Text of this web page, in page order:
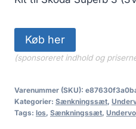
Køb her
(sponsoreret indhold og
Varenummer (SKU):
Kategorier: Sænkningssæt,
Tags: los, Sænkningssæt,